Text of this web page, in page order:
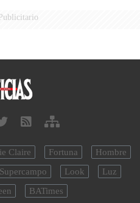
Claire Fortuna
Hombre
Supercampo Look
Luz
BATimes